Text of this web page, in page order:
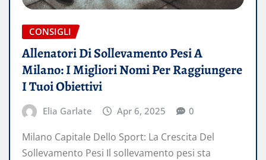
CONSIGLI
Allenatori Di Sollevamento Pesi A
Milano: I Migliori Nomi Per Raggiungere
I Tuoi Obiettivi
Elia Garlate Apr 6, 2025 0
Milano Capitale Dello Sport: La Crescita Del
Sollevamento Pesi Il sollevamento pesi sta